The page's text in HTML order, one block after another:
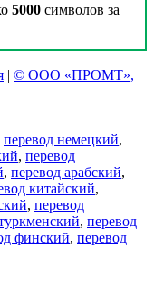
5000 символов за
| © ООО «ПРОМТ»,
перевод немецкий,
, перевод
, перевод арабский,
китайский,
, перевод
, перевод
финский, перевод